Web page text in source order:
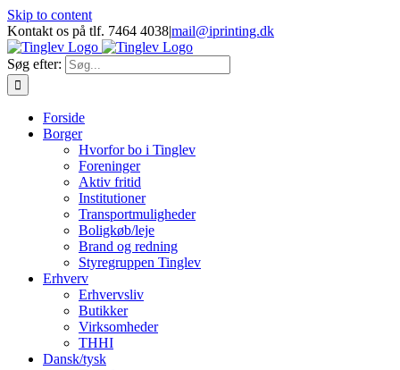
Skip to content
Kontakt os på tlf. 7464 4038|mail@iprinting.dk
Søg efter:
Forside
Borger
Hvorfor bo i Tinglev
Foreninger
Aktiv fritid
Institutioner
Transportmuligheder
Boligkøb/leje
Brand og redning
Styregruppen Tinglev
Erhverv
Erhvervsliv
Butikker
Virksomheder
THHI
Dansk/tysk